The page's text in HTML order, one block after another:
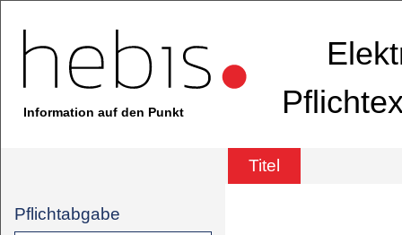
Information auf den Punkt
Titel
Pflichtabgabe